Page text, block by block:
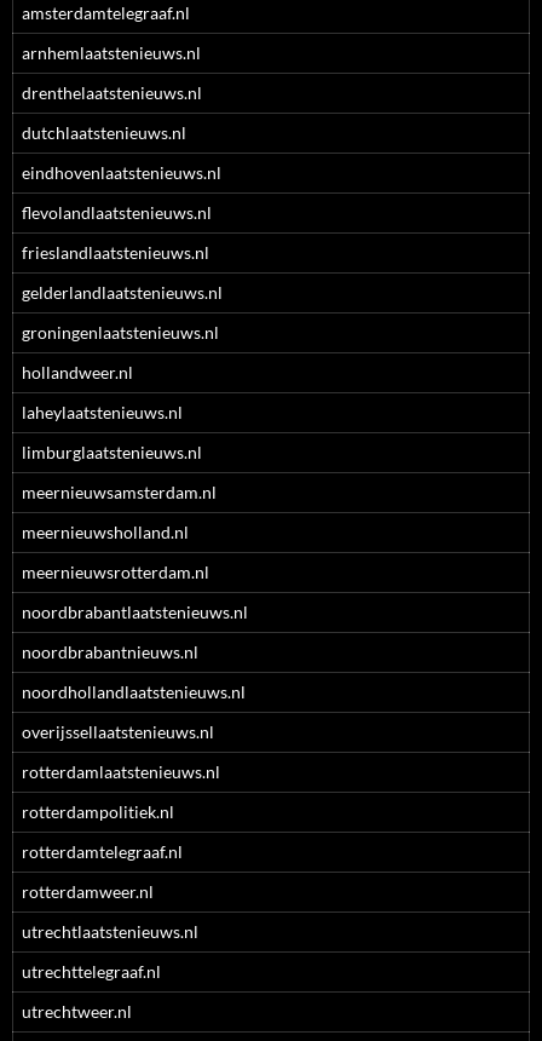
amsterdamtelegraaf.nl
arnhemlaatstenieuws.nl
drenthelaatstenieuws.nl
dutchlaatstenieuws.nl
eindhovenlaatstenieuws.nl
flevolandlaatstenieuws.nl
frieslandlaatstenieuws.nl
gelderlandlaatstenieuws.nl
groningenlaatstenieuws.nl
hollandweer.nl
laheylaatstenieuws.nl
limburglaatstenieuws.nl
meernieuwsamsterdam.nl
meernieuwsholland.nl
meernieuwsrotterdam.nl
noordbrabantlaatstenieuws.nl
noordbrabantnieuws.nl
noordhollandlaatstenieuws.nl
overijssellaatstenieuws.nl
rotterdamlaatstenieuws.nl
rotterdampolitiek.nl
rotterdamtelegraaf.nl
rotterdamweer.nl
utrechtlaatstenieuws.nl
utrechttelegraaf.nl
utrechtweer.nl